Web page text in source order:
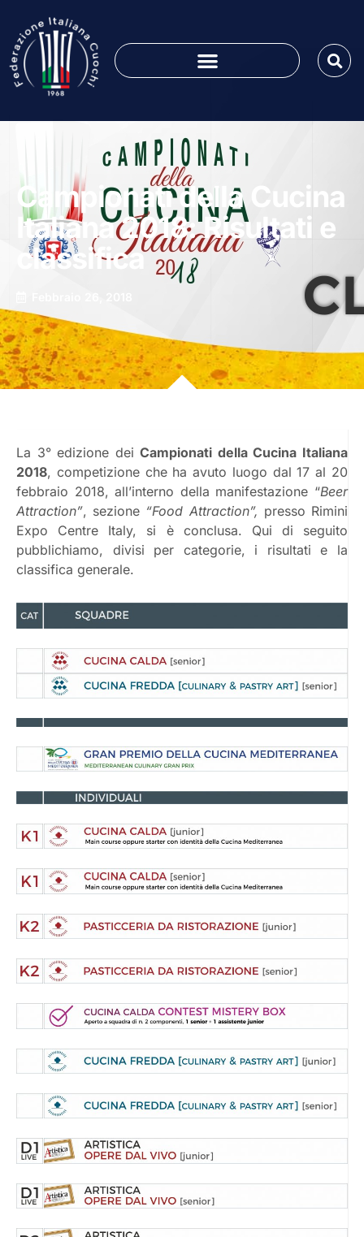
Campionati della Cucina
Italiana 2018: Risultati e
classifica
La 3° edizione deiCampionati della Cucina Italiana
2018, competizione che ha avuto luogo dal 17 al 20
febbraio 2018, all’interno della manifestazione “Beer
Attraction”, sezione “Food Attraction”, presso Rimini
Expo Centre Italy, si è conclusa. Qui di seguito
pubblichiamo, divisi per categorie, i risultati e la
classifica generale.